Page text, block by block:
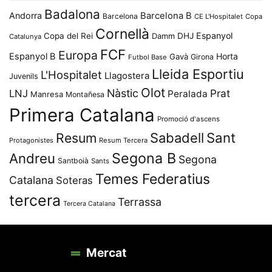
Andorra Badalona Barcelona Barcelona B CE L'Hospitalet Copa
Catalunya Copa del Rei Cornellà Damm DHJ Espanyol
Espanyol B Europa FCF Futbol Base Gavà Girona Horta
Juvenils L'Hospitalet Llagostera Lleida Esportiu
LNJ Manresa Montañesa Nàstic Olot Peralada Prat
Primera Catalana Promoció d'ascens
Protagonistes Resum Resum Tercera Sabadell Sant
Andreu Santboià Sants Segona B Segona
Catalana Soteras Temes Federatius
tercera Tercera Catalana Terrassa
Mercat